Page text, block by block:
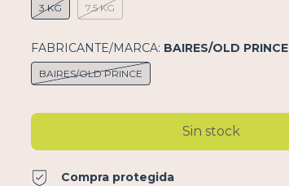
3 KG 7.5 KG
FABRICANTE/MARCA: BAIRES/OLD PRINCE
BAIRES/OLD PRINCE
Compra protegida